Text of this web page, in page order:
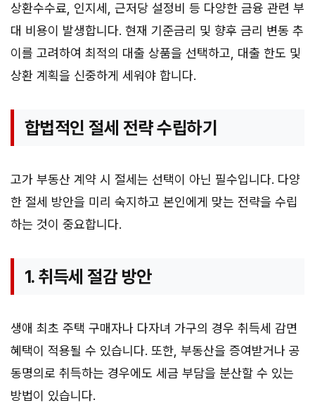
상환수수료, 인지세, 근저당 설정비 등 다양한 금융 관련 부
대 비용이 발생합니다. 현재 기준금리 및 향후 금리 변동 추
이를 고려하여 최적의 대출 상품을 선택하고, 대출 한도 및
상환 계획을 신중하게 세워야 합니다.
합법적인 절세 전략 수립하기
고가 부동산 계약 시 절세는 선택이 아닌 필수입니다. 다양
한 절세 방안을 미리 숙지하고 본인에게 맞는 전략을 수립
하는 것이 중요합니다.
1. 취득세 절감 방안
생애 최초 주택 구매자나 다자녀 가구의 경우 취득세 감면
혜택이 적용될 수 있습니다. 또한, 부동산을 증여받거나 공
동명의로 취득하는 경우에도 세금 부담을 분산할 수 있는
방법이 있습니다.